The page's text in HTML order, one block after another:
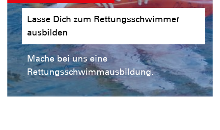
Lasse Dich zum Rettungsschwimmer
ausbilden
Mache bei uns eine
Rettungsschwimmausbildung.